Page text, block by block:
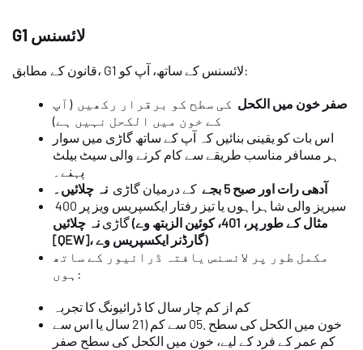
G1 لائسنس
قانون کے مطابق، G1 لائسنس کے ساتھ، آپ کو:
صفر خون میں الکحل کی سطح کو برقرار رکھیں (آپ
کے خون میں الکحل نہیں ہے)
اس بات کو یقینی بنائیں کہ آپ کے ساتھ گاڑی میں سوار
ہر مسافر مناسب طریقے سے کام کرنے والی سیٹ بیلٹ
پہنے۔
آدھی رات اور صبح 5 بجے
کے درمیان گاڑی نہ چلائیں۔
400 سیریز والی شاہراہوں یا تیز رفتار ایکسپریس ویز پر
گاڑی نہ چلائیں (مثال کے طور پر، 401، کوئین الزبتھ وے
[QEW]، گارڈنر ایکسپریس وے)
مکمل طور پر لائسنس یافتہ ڈرائیور کے ساتھ
ہوں:
کم از کم چار سال کا ڈرائیونگ کا تجربہ
خون میں الکحل کی سطح .05 سے کم (21 سال یا اس سے
کم عمر کے فرد کے لیے، خون میں الکحل کی سطح صفر